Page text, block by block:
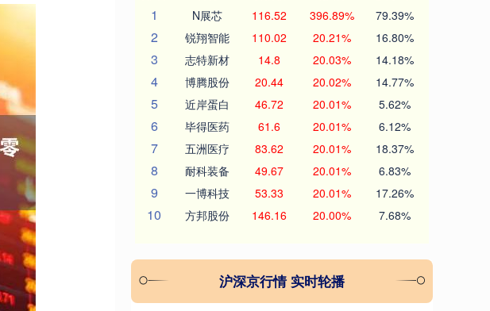
1
N展芯 116.52 396.89% 79.39%
2 锐翔智能 110.02 20.21% 16.80%
3 志特新材 14.8 20.03% 14.18%
4 博腾股份 20.44 20.02% 14.77%
5 近岸蛋白 46.72 20.01% 5.62%
6 毕得医药 61.6 20.01% 6.12%
7 五洲医疗 83.62 20.01% 18.37%
8 耐科装备 49.67 20.01% 6.83%
9 一博科技 53.33 20.01% 17.26%
10 方邦股份 146.16 20.00% 7.68%
沪深京行情 实时轮播